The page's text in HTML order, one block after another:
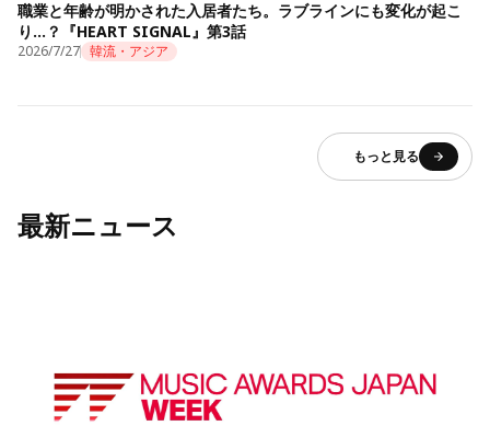
職業と年齢が明かされた入居者たち。ラブラインにも変化が起こ
り…？『HEART SIGNAL』第3話
2026/7/27 韓流・アジア
もっと見る
最新ニュース